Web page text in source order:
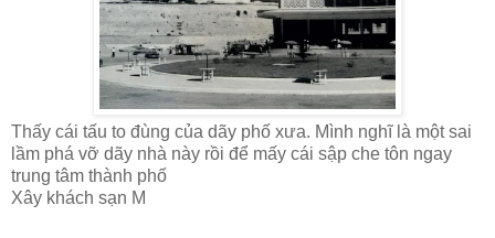
Thấy cái tấu to đùng của dãy phố xưa. Mình nghĩ là một sai
lầm phá vỡ dãy nhà này rồi để mấy cái sập che tôn ngay
trung tâm thành phố
Xây khách sạn M